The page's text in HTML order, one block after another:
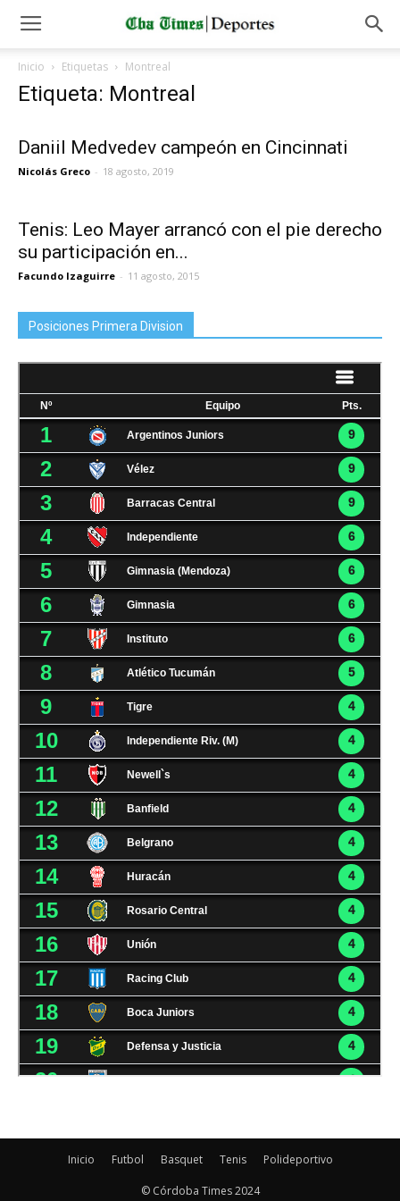
Inicio Etiquetas Montreal
Etiqueta: Montreal
Daniil Medvedev campeón en Cincinnati
Nicolás Greco - 18 agosto, 2019
Tenis: Leo Mayer arrancó con el pie derecho
su participación en...
Facundo Izaguirre - 11 agosto, 2015
Posiciones Primera Division
Inicio Futbol Basquet Tenis Polideportivo
© Córdoba Times 2024